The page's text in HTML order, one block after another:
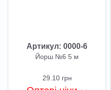
Артикул: 0000-6
Йорш №6 5 м
29.10 грн